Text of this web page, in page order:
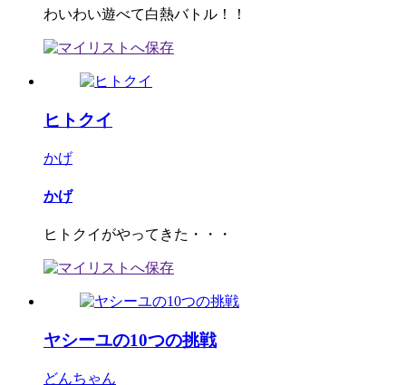
わいわい遊べて白熱バトル！！
ヒトクイ
かげ
かげ
ヒトクイがやってきた・・・
ヤシーユの10つの挑戦
どんちゃん